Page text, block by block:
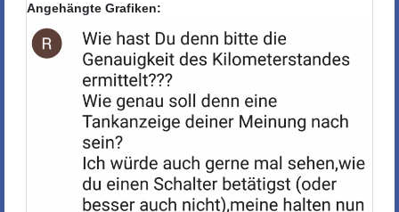
Angehängte Grafiken: